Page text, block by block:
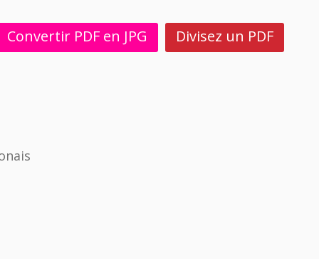
Convertir PDF en JPG Divisez un PDF